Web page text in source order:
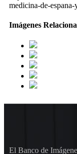
medicina-de-
Imágenes
El Banco de